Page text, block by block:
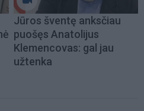
Jūros šventę anksčiau
puošęs Anatolijus
Klemencovas: gal jau
užtenka